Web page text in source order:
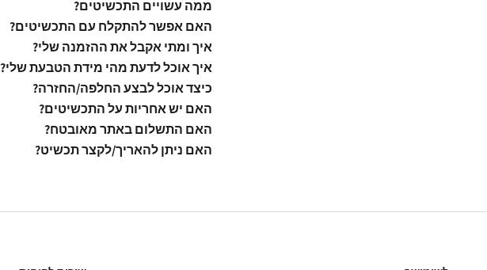
ממה עשויים התכשיטים?
האם אפשר להתקלח עם התכשיטים?
איך ומתי אקבל את ההזמנה שלי?
איך אוכל לדעת מהי מידת הטבעת שלי?
כיצד אוכל לבצע החלפה/החזרה?
האם יש אחריות על התכשיטים?
האם התשלום באתר מאובטח?
האם ניתן להאריך/לקצר תכשיט?